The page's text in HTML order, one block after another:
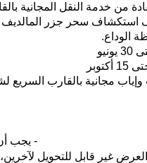
من خدمة النقل المجانية
سحر جزر المالديف
الوداع.
مجانية بالقارب السريع لشخصين
- يجب
غير قابل للتحويل